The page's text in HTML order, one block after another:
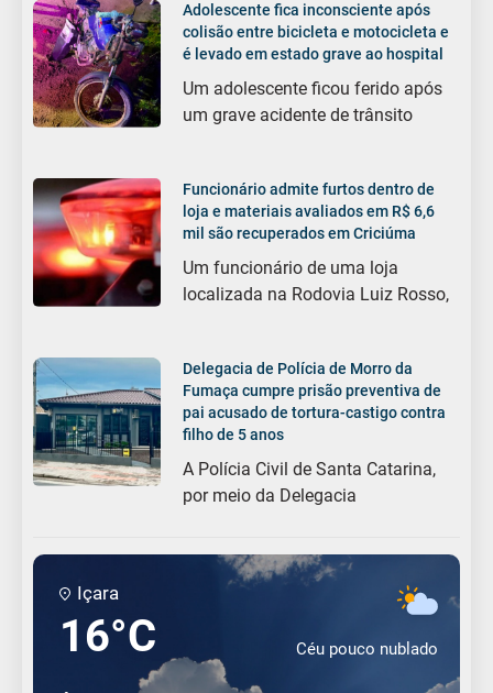
Adolescente fica inconsciente após
colisão entre bicicleta e motocicleta e
é levado em estado grave ao hospital
Um adolescente ficou ferido após
um grave acidente de trânsito
Funcionário admite furtos dentro de
loja e materiais avaliados em R$ 6,6
mil são recuperados em Criciúma
Um funcionário de uma loja
localizada na Rodovia Luiz Rosso,
Delegacia de Polícia de Morro da
Fumaça cumpre prisão preventiva de
pai acusado de tortura-castigo contra
filho de 5 anos
A Polícia Civil de Santa Catarina,
por meio da Delegacia
Içara
16°C Céu pouco nublado